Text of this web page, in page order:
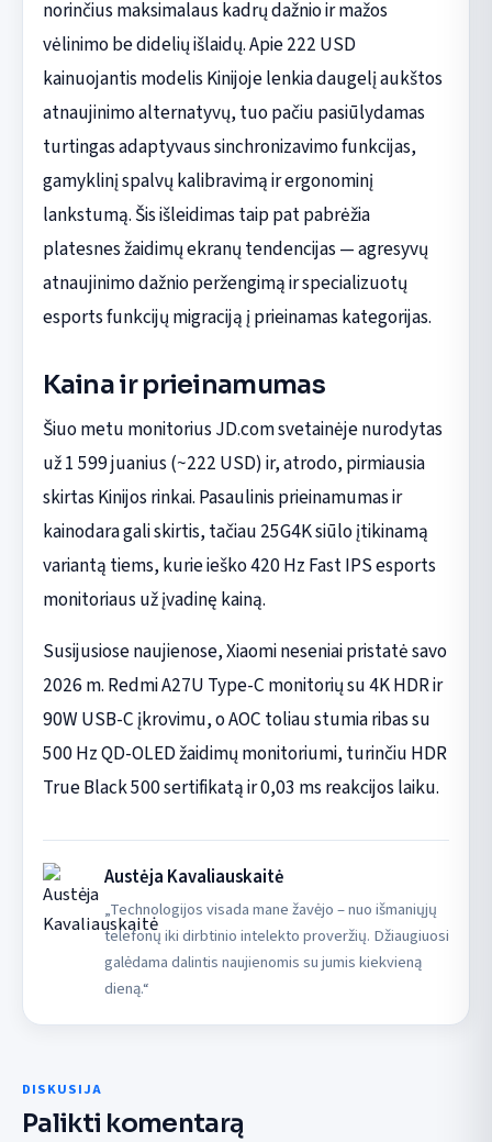
norinčius maksimalaus kadrų dažnio ir mažos
vėlinimo be didelių išlaidų. Apie 222 USD
kainuojantis modelis Kinijoje lenkia daugelį aukštos
atnaujinimo alternatyvų, tuo pačiu pasiūlydamas
turtingas adaptyvaus sinchronizavimo funkcijas,
gamyklinį spalvų kalibravimą ir ergonominį
lankstumą. Šis išleidimas taip pat pabrėžia
platesnes žaidimų ekranų tendencijas — agresyvų
atnaujinimo dažnio peržengimą ir specializuotų
esports funkcijų migraciją į prieinamas kategorijas.
Kaina ir prieinamumas
Šiuo metu monitorius JD.com svetainėje nurodytas
už 1 599 juanius (~222 USD) ir, atrodo, pirmiausia
skirtas Kinijos rinkai. Pasaulinis prieinamumas ir
kainodara gali skirtis, tačiau 25G4K siūlo įtikinamą
variantą tiems, kurie ieško 420 Hz Fast IPS esports
monitoriaus už įvadinę kainą.
Susijusiose naujienose, Xiaomi neseniai pristatė savo
2026 m. Redmi A27U Type-C monitorių su 4K HDR ir
90W USB-C įkrovimu, o AOC toliau stumia ribas su
500 Hz QD-OLED žaidimų monitoriumi, turinčiu HDR
True Black 500 sertifikatą ir 0,03 ms reakcijos laiku.
Austėja Kavaliauskaitė
„Technologijos visada mane žavėjo – nuo išmaniųjų
telefonų iki dirbtinio intelekto proveržių. Džiaugiuosi
galėdama dalintis naujienomis su jumis kiekvieną
dieną.“
DISKUSIJA
Palikti komentarą